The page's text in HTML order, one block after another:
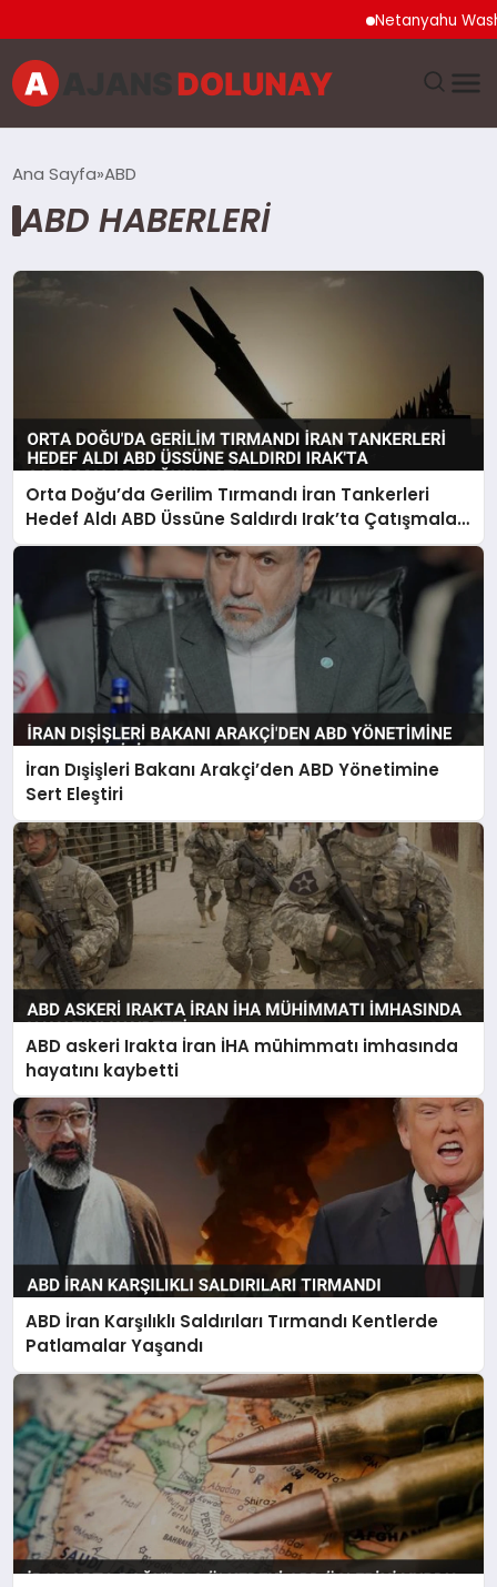
Netanyahu
EĞITIM
EKONOMI
MAGAZIN
SAĞLIK
SPOR
YAŞAM
Ana Sayfa ABD
ABD HABERLERI
Orta Doğu’da Gerilim Tırmandı İran Tankerleri
Hedef Aldı ABD Üssüne Saldırdı Irak’ta Çatışmalar
Yoğunlaştı
İran Dışişleri Bakanı Arakçi’den ABD Yönetimine
Sert Eleştiri
ABD askeri Irakta İran İHA mühimmatı imhasında
hayatını kaybetti
ABD İran Karşılıklı Saldırıları Tırmandı Kentlerde
Patlamalar Yaşandı